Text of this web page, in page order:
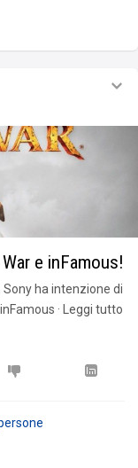
e inFamous!
Sony ha intenzione di
· Leggi tutto